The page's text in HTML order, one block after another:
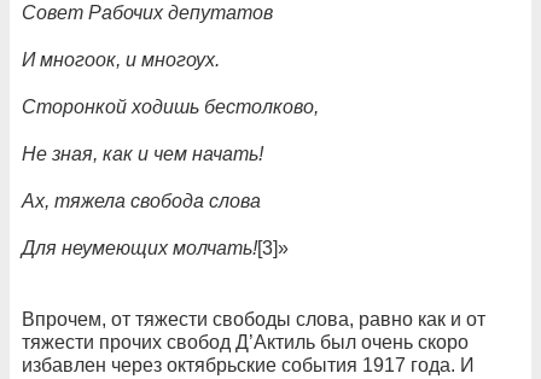
Совет Рабочих депутатов
И многоок, и многоух.
Сторонкой ходишь бестолково,
Не зная, как и чем начать!
Ах, тяжела свобода слова
Для неумеющих молчать![3]»
Впрочем, от тяжести свободы слова, равно как и от
тяжести прочих свобод Д’Актиль был очень скоро
избавлен через октябрьские события 1917 года. И